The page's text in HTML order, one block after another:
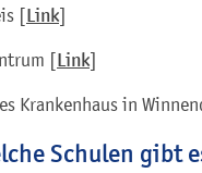
[Link]
[Link]
Krankenhaus in
Schulen gibt